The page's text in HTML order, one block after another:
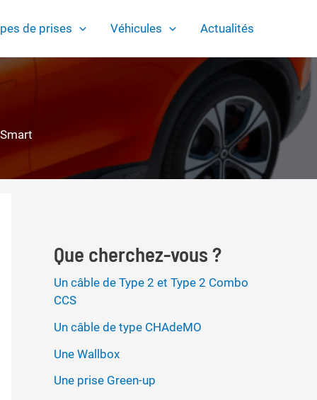
de prises Véhicules Actualités
Smart
Que cherchez-vous ?
Un câble de Type 2 et Type 2 Combo
CCS
Un câble de type CHAdeMO
Une Wallbox
Une prise Green-up